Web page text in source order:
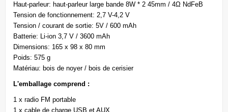
Haut-parleur: haut-parleur large bande 8W * 2 45mm / 4Ω NdFeB
Tension de fonctionnement: 2,7 V-4,2 V
Tension / courant de sortie: 5V / 600 mAh
Batterie: Li-ion 3,7 V / 3600 mAh
Dimensions: 165 x 98 x 80 mm
Poids: 575 g
Matériau: bois de noyer / bois de cerisier
L'emballage comprend :
1 x radio FM portable
1 x cable de charge USB et AUX